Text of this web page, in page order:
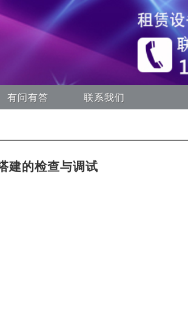
有问有答 联系我们
建的检查与调试